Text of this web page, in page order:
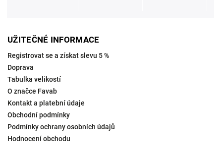
UŽITEČNÉ INFORMACE
Registrovat se a získat slevu 5 %
Doprava
Tabulka velikostí
O značce Favab
Kontakt a platební údaje
Obchodní podmínky
Podmínky ochrany osobních údajů
Hodnocení obchodu